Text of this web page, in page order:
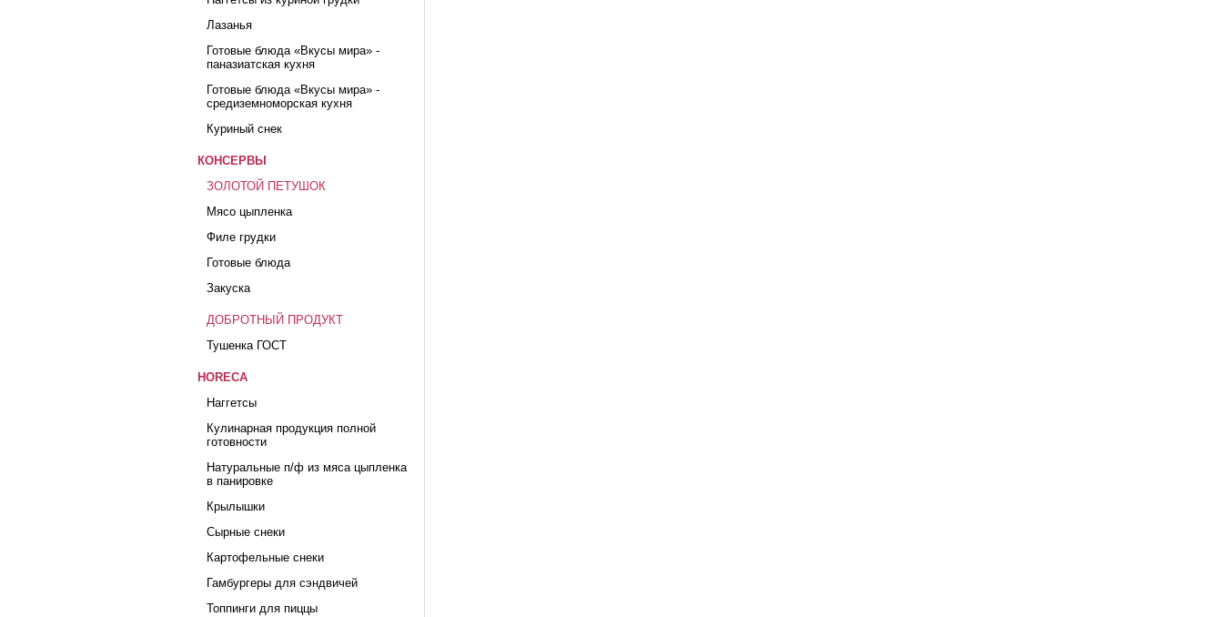
Лазанья
Готовые блюда «Вкусы мира» -
паназиатская кухня
Готовые блюда «Вкусы мира» -
средиземноморская кухня
Куриный снек
КОНСЕРВЫ
ЗОЛОТОЙ ПЕТУШОК
Мясо цыпленка
Филе грудки
Готовые блюда
Закуска
ДОБРОТНЫЙ ПРОДУКТ
Тушенка ГОСТ
HORECA
Наггетсы
Кулинарная продукция полной
готовности
Натуральные п/ф из мяса цыпленка
в панировке
Крылышки
Сырные снеки
Картофельные снеки
Гамбургеры для сэндвичей
Топпинги для пиццы